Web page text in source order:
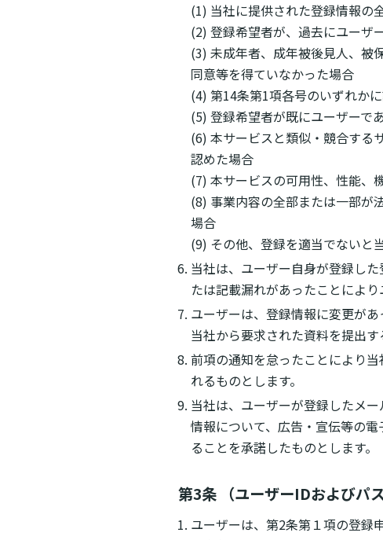
(1) 当社に提供された登録情報の
(2) 登録希望者が、過去にユーザ
(3) 未成年者、成年被後見人、被
同意等を得ていなかった場合
(4) 第14条第1項各号のいずれか
(5) 登録希望者が既にユーザーで
(6) 本サービスと類似・競合する
認めた場合
(7) 本サービスの可用性、性能、
(8) 事業内容の全部または一部が
場合
(9) その他、登録を適当でないと
当社は、ユーザー自身が登録し
たは記載漏れがあったことによ
ユーザーは、登録情報に変更が
当社から要求された資料を提出す
前項の通知を怠ったことにより
れるものとします。
当社は、ユーザーが登録したメ
情報について、広告・宣伝等の
ることを承諾したものとします。
第3条 （ユーザーIDおよびパス
ユーザーは、第2条第１項の登録